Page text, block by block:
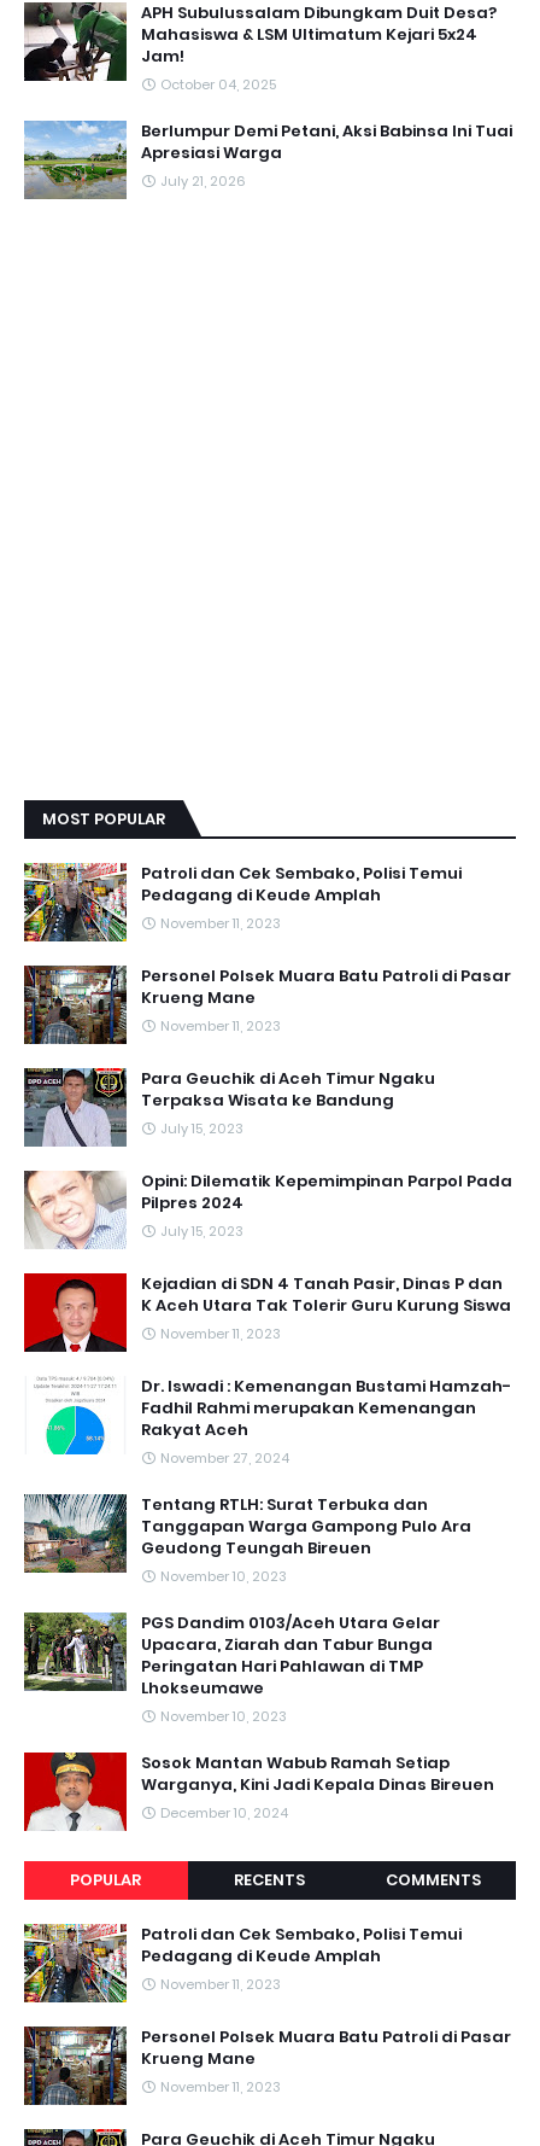
APH Subulussalam Dibungkam Duit Desa?
Mahasiswa & LSM Ultimatum Kejari 5x24
Jam!
October 04, 2025
Berlumpur Demi Petani, Aksi Babinsa Ini Tuai
Apresiasi Warga
July 21, 2026
MOST POPULAR
Patroli dan Cek Sembako, Polisi Temui
Pedagang di Keude Amplah
November 11, 2023
Personel Polsek Muara Batu Patroli di Pasar
Krueng Mane
November 11, 2023
Para Geuchik di Aceh Timur Ngaku
Terpaksa Wisata ke Bandung
July 15, 2023
Opini: Dilematik Kepemimpinan Parpol Pada
Pilpres 2024
July 15, 2023
Kejadian di SDN 4 Tanah Pasir, Dinas P dan
K Aceh Utara Tak Tolerir Guru Kurung Siswa
November 11, 2023
Dr. Iswadi : Kemenangan Bustami Hamzah-
Fadhil Rahmi merupakan Kemenangan
Rakyat Aceh
November 27, 2024
Tentang RTLH: Surat Terbuka dan
Tanggapan Warga Gampong Pulo Ara
Geudong Teungah Bireuen
November 10, 2023
PGS Dandim 0103/Aceh Utara Gelar
Upacara, Ziarah dan Tabur Bunga
Peringatan Hari Pahlawan di TMP
Lhokseumawe
November 10, 2023
Sosok Mantan Wabub Ramah Setiap
Warganya, Kini Jadi Kepala Dinas Bireuen
December 10, 2024
POPULAR RECENTS COMMENTS
Patroli dan Cek Sembako, Polisi Temui
Pedagang di Keude Amplah
November 11, 2023
Personel Polsek Muara Batu Patroli di Pasar
Krueng Mane
November 11, 2023
Para Geuchik di Aceh Timur Ngaku